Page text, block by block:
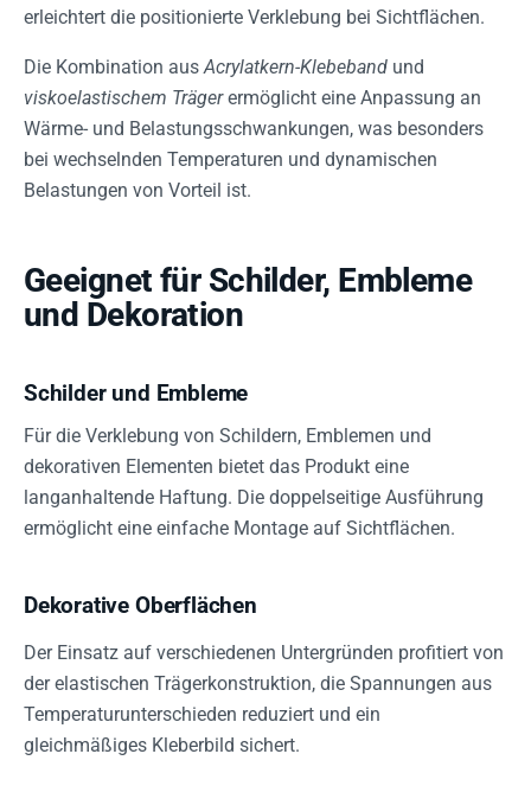
erleichtert die positionierte Verklebung bei Sichtflächen.
Die Kombination ausAcrylatkern-Klebeband und
viskoelastischem Trägerermöglicht eine Anpassung an
Wärme- und Belastungsschwankungen, was besonders
bei wechselnden Temperaturen und dynamischen
Belastungen von Vorteil ist.
Geeignet für Schilder, Embleme
und Dekoration
Schilder und Embleme
Für die Verklebung von Schildern, Emblemen und
dekorativen Elementen bietet das Produkt eine
langanhaltende Haftung. Die doppelseitige Ausführung
ermöglicht eine einfache Montage auf Sichtflächen.
Dekorative Oberflächen
Der Einsatz auf verschiedenen Untergründen profitiert von
der elastischen Trägerkonstruktion, die Spannungen aus
Temperaturunterschieden reduziert und ein
gleichmäßiges Kleberbild sichert.